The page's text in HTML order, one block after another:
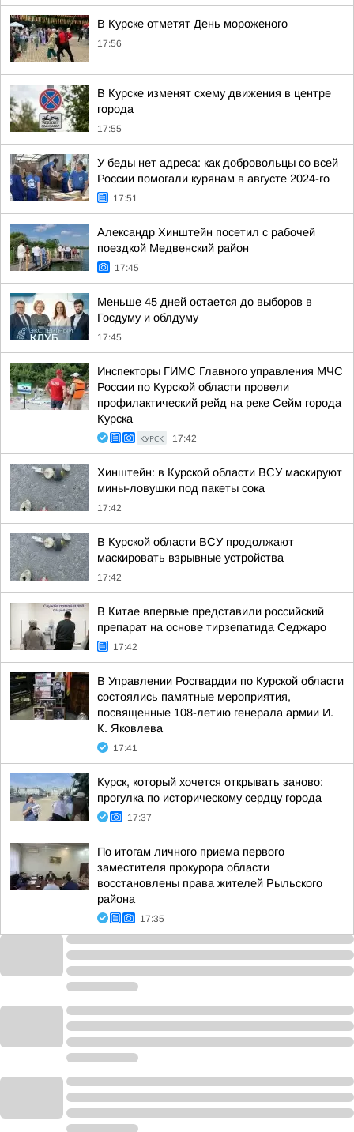
В Курске отметят День мороженого
17:56
В Курске изменят схему движения в центре
города
17:55
У беды нет адреса: как добровольцы со всей
России помогали курянам в августе 2024-го
17:51
Александр Хинштейн посетил с рабочей
поездкой Медвенский район
17:45
Меньше 45 дней остается до выборов в
Госдуму и облдуму
17:45
Инспекторы ГИМС Главного управления МЧС
России по Курской области провели
профилактический рейд на реке Сейм города
Курска
КУРСК 17:42
Хинштейн: в Курской области ВСУ маскируют
мины-ловушки под пакеты сока
17:42
В Курской области ВСУ продолжают
маскировать взрывные устройства
17:42
В Китае впервые представили российский
препарат на основе тирзепатида Седжаро
17:42
В Управлении Росгвардии по Курской области
состоялись памятные мероприятия,
посвященные 108-летию генерала армии И.
К. Яковлева
17:41
Курск, который хочется открывать заново:
прогулка по историческому сердцу города
17:37
По итогам личного приема первого
заместителя прокурора области
восстановлены права жителей Рыльского
района
17:35